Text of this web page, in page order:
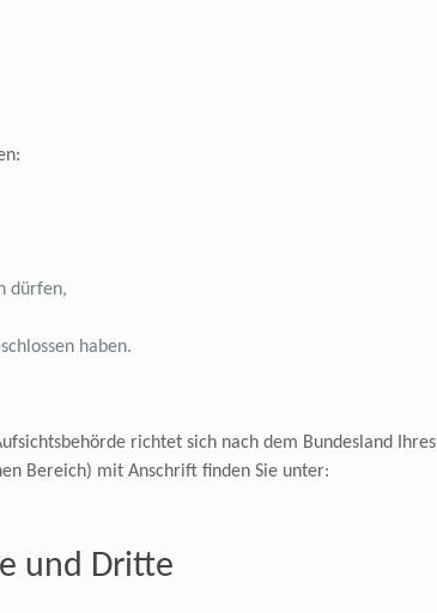
dürfen,
haben.
richtet sich nach dem Bundesland Ihres
Bereich) mit Anschrift finden Sie unter:
und Dritte